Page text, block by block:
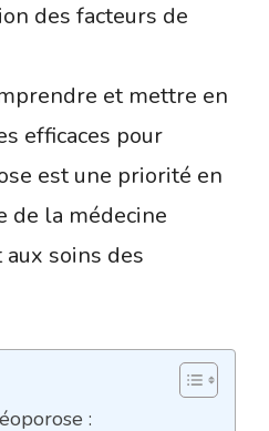
des facteurs de
et mettre en
efficaces pour
est une priorité en
de la médecine
soins des
: